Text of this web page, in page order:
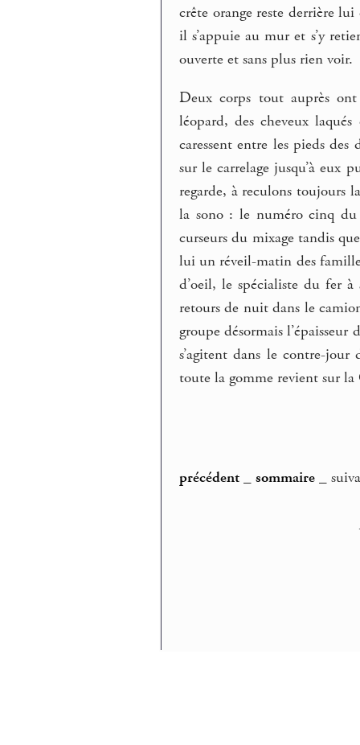
crête orange reste derrière
il s’appuie au mur et s’y
ouverte et sans plus rien voir.
Deux corps tout auprès
léopard, des cheveux
caressent entre les pieds des
sur le carrelage jusqu’à eux
regarde, à reculons toujours
la sono : le numéro cinq
curseurs du mixage tandis
lui un réveil-matin des
d’oeil, le spécialiste du fer
retours de nuit dans le
groupe désormais
s’agitent dans le contre-
toute la gomme revient sur la
précédent _sommaire _